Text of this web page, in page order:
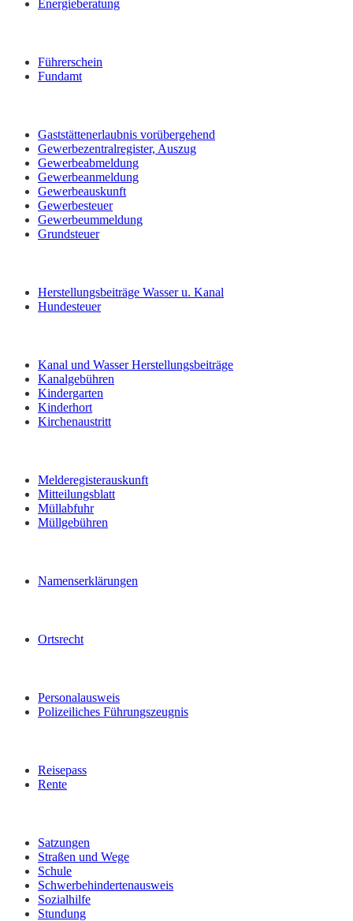
Energieberatung
Führerschein
Fundamt
Gaststättenerlaubnis vorübergehend
Gewerbezentralregister, Auszug
Gewerbeabmeldung
Gewerbeanmeldung
Gewerbeauskunft
Gewerbesteuer
Gewerbeummeldung
Grundsteuer
Herstellungsbeiträge Wasser u. Kanal
Hundesteuer
Kanal und Wasser Herstellungsbeiträge
Kanalgebühren
Kindergarten
Kinderhort
Kirchenaustritt
Melderegisterauskunft
Mitteilungsblatt
Müllabfuhr
Müllgebühren
Namenserklärungen
Ortsrecht
Personalausweis
Polizeiliches Führungszeugnis
Reisepass
Rente
Satzungen
Straßen und Wege
Schule
Schwerbehindertenausweis
Sozialhilfe
Stundung